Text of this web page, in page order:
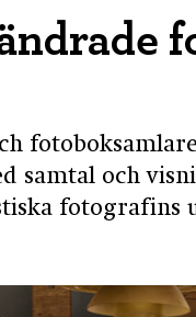
samtal och
fotografins